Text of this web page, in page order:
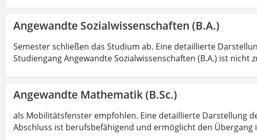
Angewandte Sozialwissenschaften (B.A.)
Semester schließen das Studium ab. Eine detaillierte
Studiengang Angewandte Sozialwissenschaften (B.A.) ist nicht
Angewandte Mathematik (B.Sc.)
als Mobilitätsfenster empfohlen. Eine detaillierte Darstellung
Abschluss ist berufsbefähigend und ermöglicht den Übergang